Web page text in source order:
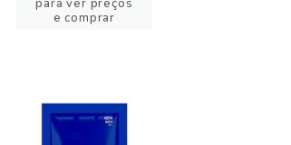
para ver preços
e comprar